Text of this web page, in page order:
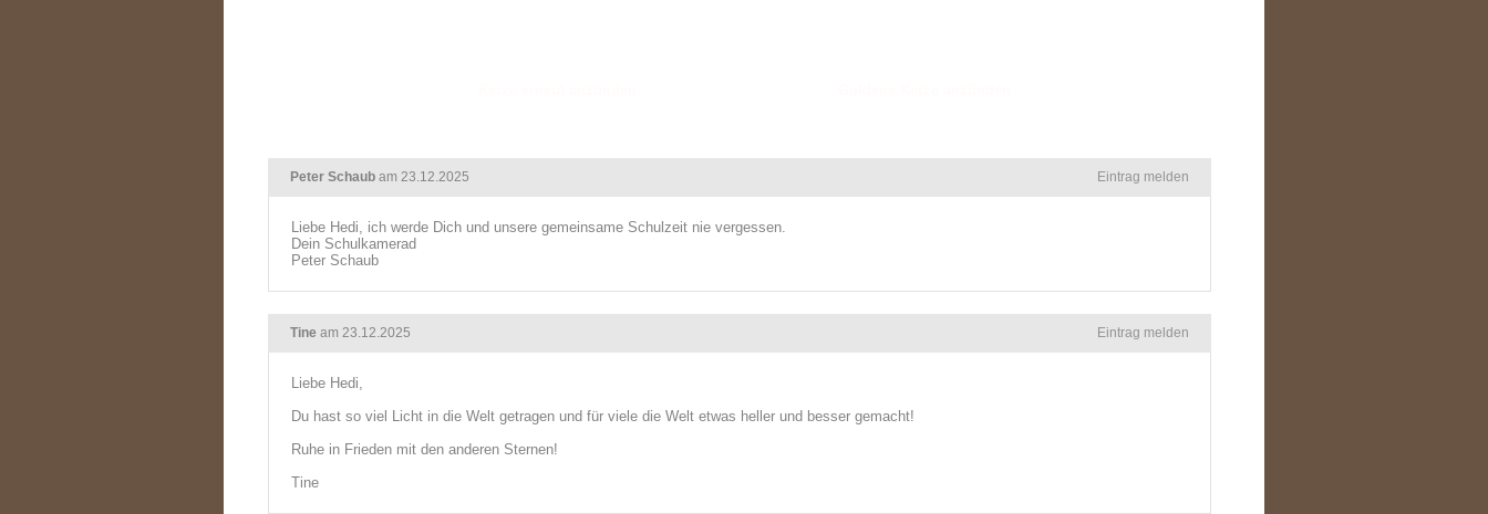
Peter Schaub am 23.12.2025 Eintrag melden
Liebe Hedi, ich werde Dich und unsere gemeinsame Schulzeit nie vergessen.
Dein Schulkamerad
Peter Schaub
Tine am 23.12.2025 Eintrag melden
Liebe Hedi,
Du hast so viel Licht in die Welt getragen und für viele die Welt etwas heller und besser gemacht!
Ruhe in Frieden mit den anderen Sternen!
Tine